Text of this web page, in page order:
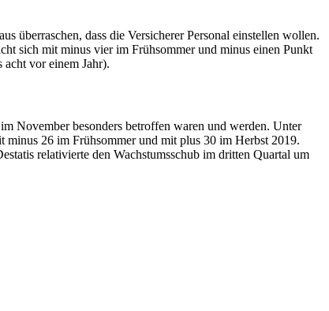
überraschen, dass die Versicherer Personal einstellen wollen.
sich mit minus vier im Frühsommer und minus einen Punkt
vor einem Jahr).
November besonders betroffen waren und werden. Unter
minus 26 im Frühsommer und mit plus 30 im Herbst 2019.
relativierte den Wachstumsschub im dritten Quartal um